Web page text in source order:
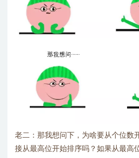
老二：那我想问下，为啥要从个位数
接从最高位开始排序吗？如果从最高